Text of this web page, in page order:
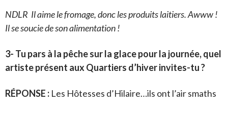
NDLR Il aime le fromage, donc les produits laitiers. Awww !
Il se soucie de son alimentation !
3- Tu pars à la pêche sur la glace pour la journée, quel
artiste présent aux Quartiers d’hiver invites-tu ?
RÉPONSE : Les Hôtesses d’Hilaire…ils ont l’air smaths